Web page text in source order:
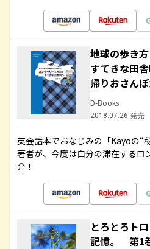
地球の歩き
すてきな田
帰りおさん
D-Books
2018.07.26 発売
英会話本でおなじみの「Kayoの“
著者が、今度は自分の滞在するロ
介！
とろとろト
記憶。 第1